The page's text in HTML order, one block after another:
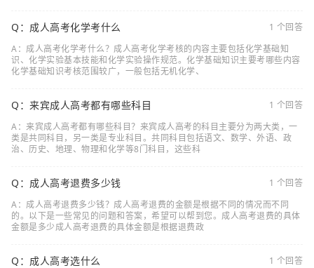
Q：成人高考化学考什么
1 个回答
A：成人高考化学考什么？成人高考化学考核的内容主要包括化学基础知
识、化学实验基本技能和化学实验操作规范。化学基础知识主要考哪些内容
化学基础知识考核范围较广，一般包括无机化学、
Q：来宾成人高考都有哪些科目
1 个回答
A：来宾成人高考都有哪些科目？来宾成人高考的科目主要分为两大类，一
类是共同科目，另一类是专业科目。共同科目包括语文、数学、外语、政
治、历史、地理、物理和化学等8门科目，这些科
Q：成人高考退费多少钱
1 个回答
A：成人高考退费多少钱？成人高考退费的金额是根据不同的情况而不同
的。以下是一些常见的问题和答案，希望可以帮到您。成人高考退费的具体
金额是多少成人高考退费的具体金额是根据退费政
Q：成人高考选什么
1 个回答